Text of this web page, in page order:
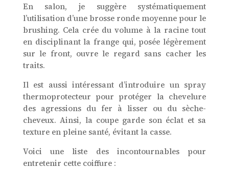
En salon, je suggère systématiquement
l’utilisation d’une brosse ronde moyenne pour le
brushing. Cela crée du volume à la racine tout
en disciplinant la frange qui, posée légèrement
sur le front, ouvre le regard sans cacher les
traits.
Il est aussi intéressant d’introduire un spray
thermoprotecteur pour protéger la chevelure
des agressions du fer à lisser ou du sèche-
cheveux. Ainsi, la coupe garde son éclat et sa
texture en pleine santé, évitant la casse.
Voici une liste des incontournables pour
entretenir cette coiffure :